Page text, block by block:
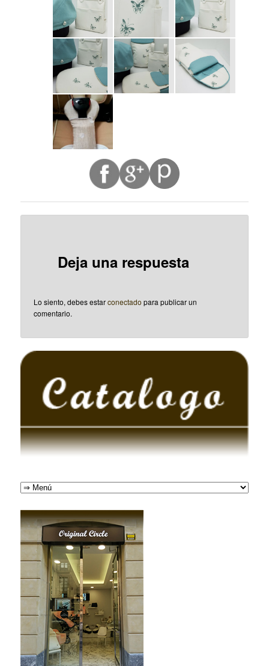
Deja una respuesta
Lo siento, debes estarconectado para publicar un
comentario.